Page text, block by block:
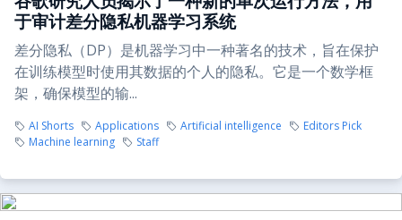
于审计差分隐私机器学习系统
差分隐私（DP）是机器学习中一种著名的技术，旨在保护
在训练模型时使用其数据的个人的隐私。它是一个数学框
架，确保模型的输...
AI Shorts Applications Artificial intelligence
Editors Pick
Machine learning
Staff